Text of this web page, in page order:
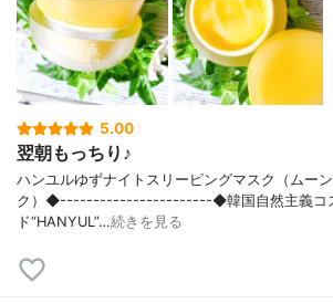
5.00
翌朝もっちり♪
ハンユルゆずナイトスリーピングマスク（ムー
ク）◆-----------------------◆韓国自然主義コ
ド“HANYUL”…続きを見る